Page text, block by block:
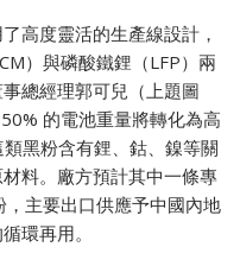
高度靈活的生產線設計，
）與磷酸鐵鋰（LFP）兩
總經理郭可兒（上題圖
的電池重量將轉化為高
黑粉含有鋰、鈷、鎳等關
料。廠方預計其中一條專
主要出口供應予中國內地
環再用。